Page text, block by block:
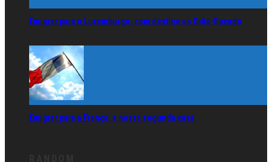
Emigrar para o Luxemburgo: com destino ao Grão-Ducado
Emigrar para a França: a nossa segunda casa